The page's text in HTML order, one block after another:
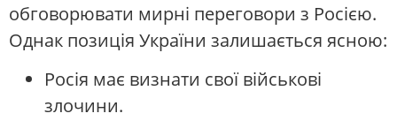
обговорювати мирні переговори з Росією.
Однак позиція України залишається ясною:
Росія має визнати свої військові
злочини.